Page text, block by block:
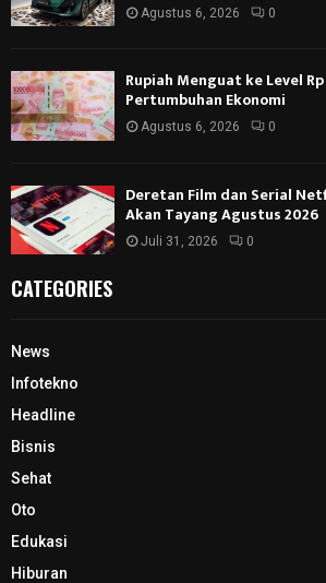
Agustus 6, 2026 0
Rupiah Menguat ke Level
Pertumbuhan Ekonomi
Agustus 6, 2026 0
Deretan Film dan Serial
Akan Tayang Agustus 2026
Juli 31, 2026 0
CATEGORIES
News
Infotekno
Headline
Bisnis
Sehat
Oto
Edukasi
Hiburan